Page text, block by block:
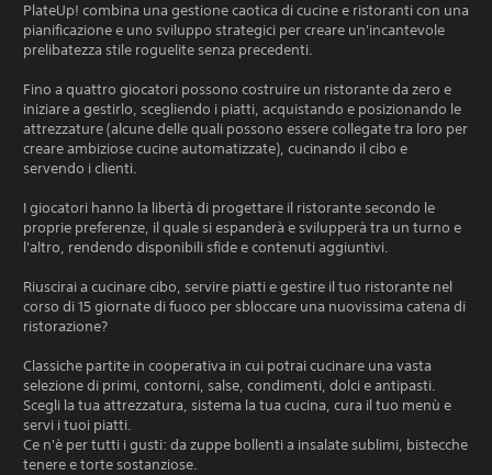
PlateUp! combina una gestione caotica di cucine e ristoranti con una
pianificazione e uno sviluppo strategici per creare un'incantevole
prelibatezza stile roguelite senza precedenti.
Fino a quattro giocatori possono costruire un ristorante da zero e
iniziare a gestirlo, scegliendo i piatti, acquistando e posizionando le
attrezzature (alcune delle quali possono essere collegate tra loro per
creare ambiziose cucine automatizzate), cucinando il cibo e
servendo i clienti.
I giocatori hanno la libertà di progettare il ristorante secondo le
proprie preferenze, il quale si espanderà e svilupperà tra un turno e
l'altro, rendendo disponibili sfide e contenuti aggiuntivi.
Riuscirai a cucinare cibo, servire piatti e gestire il tuo ristorante nel
corso di 15 giornate di fuoco per sbloccare una nuovissima catena di
ristorazione?
Classiche partite in cooperativa in cui potrai cucinare una vasta
selezione di primi, contorni, salse, condimenti, dolci e antipasti.
Scegli la tua attrezzatura, sistema la tua cucina, cura il tuo menù e
servi i tuoi piatti.
Ce n'è per tutti i gusti: da zuppe bollenti a insalate sublimi, bistecche
tenere e torte sostanziose.